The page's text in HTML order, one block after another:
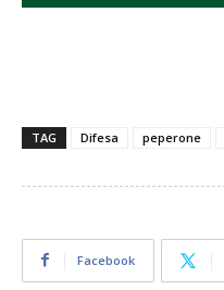
TAG Difesa peperone
Facebook